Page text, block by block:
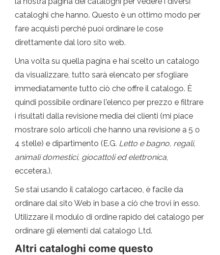
cataloghi che hanno. Questo è un ottimo modo per
fare acquisti perché puoi ordinare le cose
direttamente dal loro sito web.
Una volta su quella pagina e hai scelto un catalogo
da visualizzare, tutto sarà elencato per sfogliare
immediatamente tutto ciò che offre il catalogo. È
quindi possibile ordinare l'elenco per prezzo e filtrare
i risultati dalla revisione media dei clienti (mi piace
mostrare solo articoli che hanno una revisione a 5 o
4 stelle) e dipartimento (E.G. Letto e bagno, regali,
animali domestici, giocattoli ed elettronica,
eccetera.).
Se stai usando il catalogo cartaceo, è facile da
ordinare dal sito Web in base a ciò che trovi in ​​esso.
Utilizzare il modulo di ordine rapido del catalogo per
ordinare gli elementi dal catalogo Ltd.
Altri cataloghi come questo